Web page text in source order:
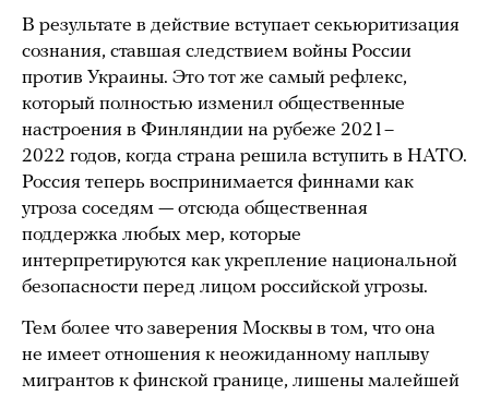
В результате в действие вступает секьюритизация
сознания, ставшая следствием войны России
против Украины. Это тот же самый рефлекс,
который полностью изменил общественные
настроения в Финляндии на рубеже 2021–
2022 годов, когда страна решила вступить в НАТО.
Россия теперь воспринимается финнами как
угроза соседям — отсюда общественная
поддержка любых мер, которые
интерпретируются как укрепление национальной
безопасности перед лицом российской угрозы.
Тем более что заверения Москвы в том, что она
не имеет отношения к неожиданному наплыву
мигрантов к финской границе, лишены малейшей